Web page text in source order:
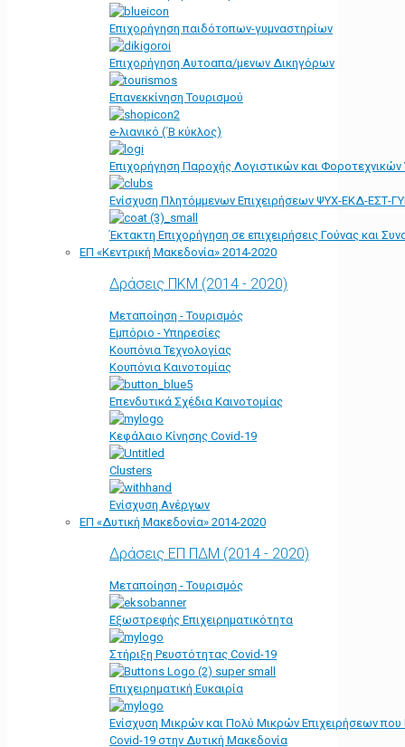
Επιχορήγηση παιδότοπων-γυμναστηρίων
Επιχορήγηση Αυτοαπα/μενων Δικηγόρων
Επανεκκίνηση Τουρισμού
e-λιανικό (΄Β κύκλος)
Επιχορήγηση Παροχής Λογιστικών και
Ενίσχυση Πλητόμμενων Επιχειρήσεων ΨΥΧ-ΕΚΔ-ΕΣΤ-
Έκτακτη Επιχορήγηση σε επιχειρήσεις Γούνας και
ΕΠ «Kεντρική Μακεδονία» 2014-2020
Δράσεις ΠΚΜ (2014 - 2020)
Μεταποίηση - Τουρισμός
Εμπόριο - Υπηρεσίες
Κουπόνια Τεχνολογίας
Κουπόνια Καινοτομίας
Επενδυτικά Σχέδια Καινοτομίας
Κεφάλαιο Κίνησης Covid-19
Clusters
Ενίσχυση Ανέργων
ΕΠ «Δυτική Μακεδονία» 2014-2020
Δράσεις ΕΠ ΠΔΜ (2014 - 2020)
Μεταποίηση - Τουρισμός
Εξωστρεφής Επιχειρηματικότητα
Στήριξη Ρευστότητας Covid-19
Επιχειρηματική Ευκαιρία
Ενίσχυση Μικρών και Πολύ Μικρών Επιχειρήσεων
Covid-19 στην Δυτική Μακεδονία